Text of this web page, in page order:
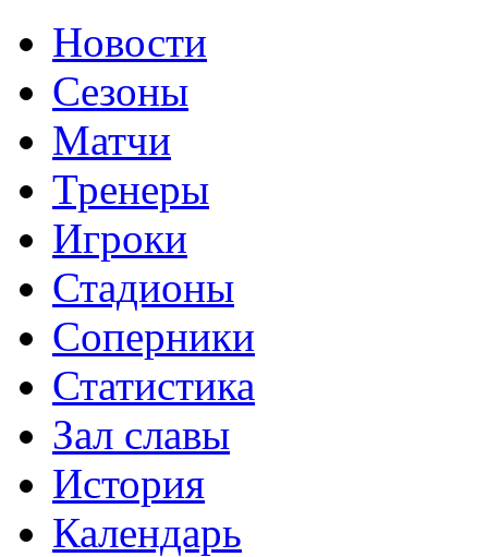
Новости
Сезоны
Матчи
Тренеры
Игроки
Стадионы
Соперники
Статистика
Зал славы
История
Календарь